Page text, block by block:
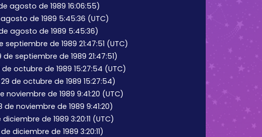
agosto de 1989 16:06:55)
agosto de 1989 5:45:36 (UTC)
agosto de 1989 5:45:36)
septiembre de 1989 21:47:51 (UTC)
de septiembre de 1989 21:47:51)
octubre de 1989 15:27:54 (UTC)
de octubre de 1989 15:27:54)
noviembre de 1989 9:41:20 (UTC)
de noviembre de 1989 9:41:20)
de 1989 3:20:11 (UTC)
diciembre de 1989 3:20:11)